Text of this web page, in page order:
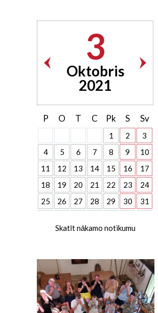
3
Oktobris
2021
P O T C Pk S Sv
1 2
3
4
5 6 7 8 9
10
11
12 13 14 15 16
17
18
19 20 21 22 23
24
25
26 27 28 29 30 31
Skatīt nākamo notikumu